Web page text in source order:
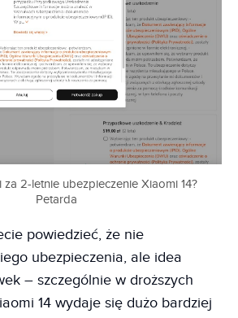
za 2-letnie ubezpieczenie Xiaomi 14?
Petarda
powiedzieć, że nie
ubezpieczenia, ale idea
– szczególnie w droższych
14 wydaje się dużo bardziej